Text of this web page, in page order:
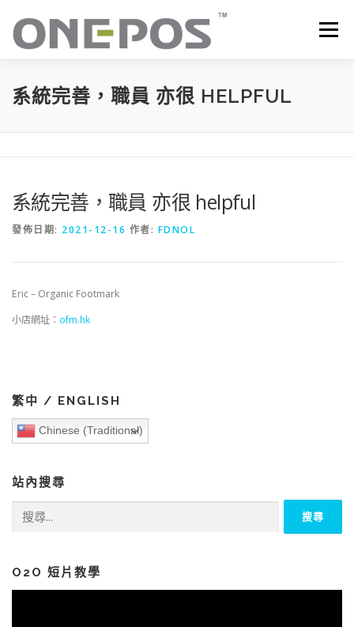
選單
所有產品．下載 價目表 OP+ 聯網版會員中心
系統完善，職員 亦很 HELPFUL
系統完善，職員 亦很 helpful
發佈日期: 2021-12-16 作者: FDNOL
Eric – Organic Footmark
小店網址： ofm.hk
繁中 / ENGLISH
Chinese (Traditional)
站內搜尋
字:
O2O 短片教學